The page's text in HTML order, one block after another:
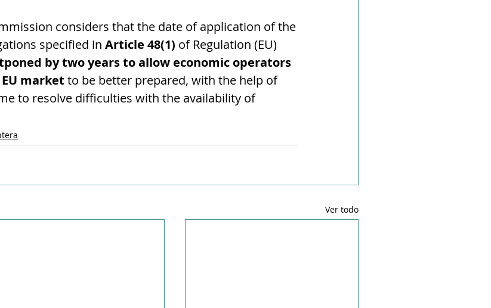
considers that the date of application of the
specified in Article 48(1) of Regulation (EU)
by two years to allow economic operators
market to be better prepared, with the help of
to resolve difficulties with the availability of
Ver todo